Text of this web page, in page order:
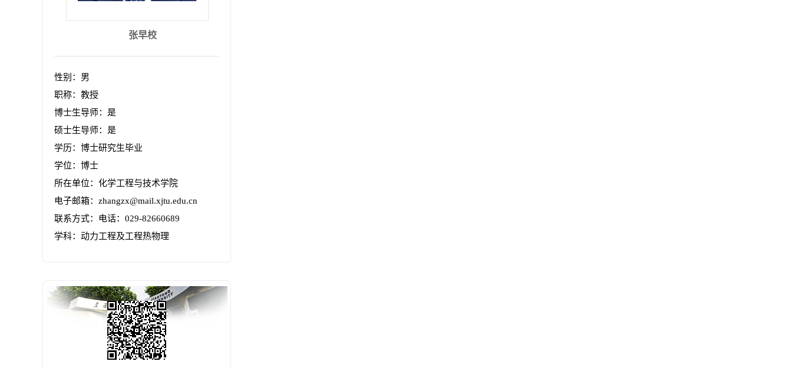
张早校
性别：男
职称：教授
博士生导师：是
硕士生导师：是
学历：博士研究生毕业
学位：博士
所在单位：化学工程与技术学院
电子邮箱： zhangzx@mail.xjtu.edu.cn
联系方式： 电话：029-82660689
学科：动力工程及工程热物理